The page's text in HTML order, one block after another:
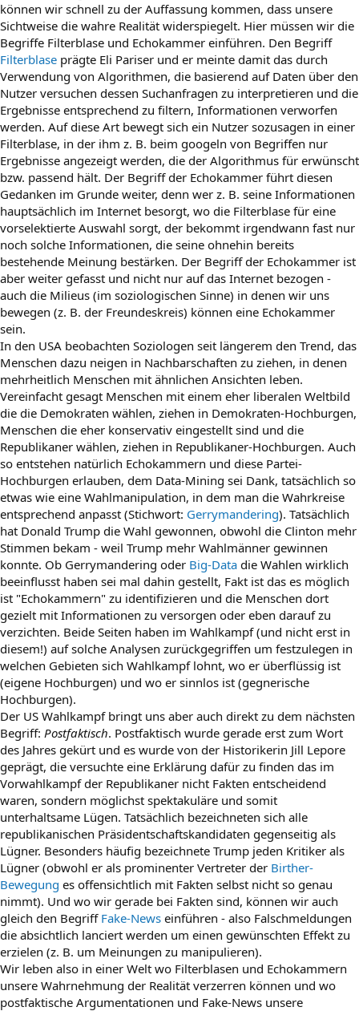
können wir schnell zu der Auffassung kommen, dass unsere
Sichtweise die wahre Realität widerspiegelt. Hier müssen wir die
Begriffe Filterblase und Echokammer einführen. Den Begriff
Filterblase prägte Eli Pariser und er meinte damit das durch
Verwendung von Algorithmen, die basierend auf Daten über den
Nutzer versuchen dessen Suchanfragen zu interpretieren und die
Ergebnisse entsprechend zu filtern, Informationen verworfen
werden. Auf diese Art bewegt sich ein Nutzer sozusagen in einer
Filterblase, in der ihm z. B. beim googeln von Begriffen nur
Ergebnisse angezeigt werden, die der Algorithmus für erwünscht
bzw. passend hält. Der Begriff der Echokammer führt diesen
Gedanken im Grunde weiter, denn wer z. B. seine Informationen
hauptsächlich im Internet besorgt, wo die Filterblase für eine
vorselektierte Auswahl sorgt, der bekommt irgendwann fast nur
noch solche Informationen, die seine ohnehin bereits
bestehende Meinung bestärken. Der Begriff der Echokammer ist
aber weiter gefasst und nicht nur auf das Internet bezogen -
auch die Milieus (im soziologischen Sinne) in denen wir uns
bewegen (z. B. der Freundeskreis) können eine Echokammer
sein.
In den USA beobachten Soziologen seit längerem den Trend, das
Menschen dazu neigen in Nachbarschaften zu ziehen, in denen
mehrheitlich Menschen mit ähnlichen Ansichten leben.
Vereinfacht gesagt Menschen mit einem eher liberalen Weltbild
die die Demokraten wählen, ziehen in Demokraten-Hochburgen,
Menschen die eher konservativ eingestellt sind und die
Republikaner wählen, ziehen in Republikaner-Hochburgen. Auch
so entstehen natürlich Echokammern und diese Partei-
Hochburgen erlauben, dem Data-Mining sei Dank, tatsächlich so
etwas wie eine Wahlmanipulation, in dem man die Wahrkreise
entsprechend anpasst (Stichwort: Gerrymandering). Tatsächlich
hat Donald Trump die Wahl gewonnen, obwohl die Clinton mehr
Stimmen bekam - weil Trump mehr Wahlmänner gewinnen
konnte. Ob Gerrymandering oder Big-Data die Wahlen wirklich
beeinflusst haben sei mal dahin gestellt, Fakt ist das es möglich
ist "Echokammern" zu identifizieren und die Menschen dort
gezielt mit Informationen zu versorgen oder eben darauf zu
verzichten. Beide Seiten haben im Wahlkampf (und nicht erst in
diesem!) auf solche Analysen zurückgegriffen um festzulegen in
welchen Gebieten sich Wahlkampf lohnt, wo er überflüssig ist
(eigene Hochburgen) und wo er sinnlos ist (gegnerische
Hochburgen).
Der US Wahlkampf bringt uns aber auch direkt zu dem nächsten
Begriff: Postfaktisch. Postfaktisch wurde gerade erst zum Wort
des Jahres gekürt und es wurde von der Historikerin Jill Lepore
geprägt, die versuchte eine Erklärung dafür zu finden das im
Vorwahlkampf der Republikaner nicht Fakten entscheidend
waren, sondern möglichst spektakuläre und somit
unterhaltsame Lügen. Tatsächlich bezeichneten sich alle
republikanischen Präsidentschaftskandidaten gegenseitig als
Lügner. Besonders häufig bezeichnete Trump jeden Kritiker als
Lügner (obwohl er als prominenter Vertreter der Birther-
Bewegung es offensichtlich mit Fakten selbst nicht so genau
nimmt). Und wo wir gerade bei Fakten sind, können wir auch
gleich den Begriff Fake-News einführen - also Falschmeldungen
die absichtlich lanciert werden um einen gewünschten Effekt zu
erzielen (z. B. um Meinungen zu manipulieren).
Wir leben also in einer Welt wo Filterblasen und Echokammern
unsere Wahrnehmung der Realität verzerren können und wo
postfaktische Argumentationen und Fake-News unsere